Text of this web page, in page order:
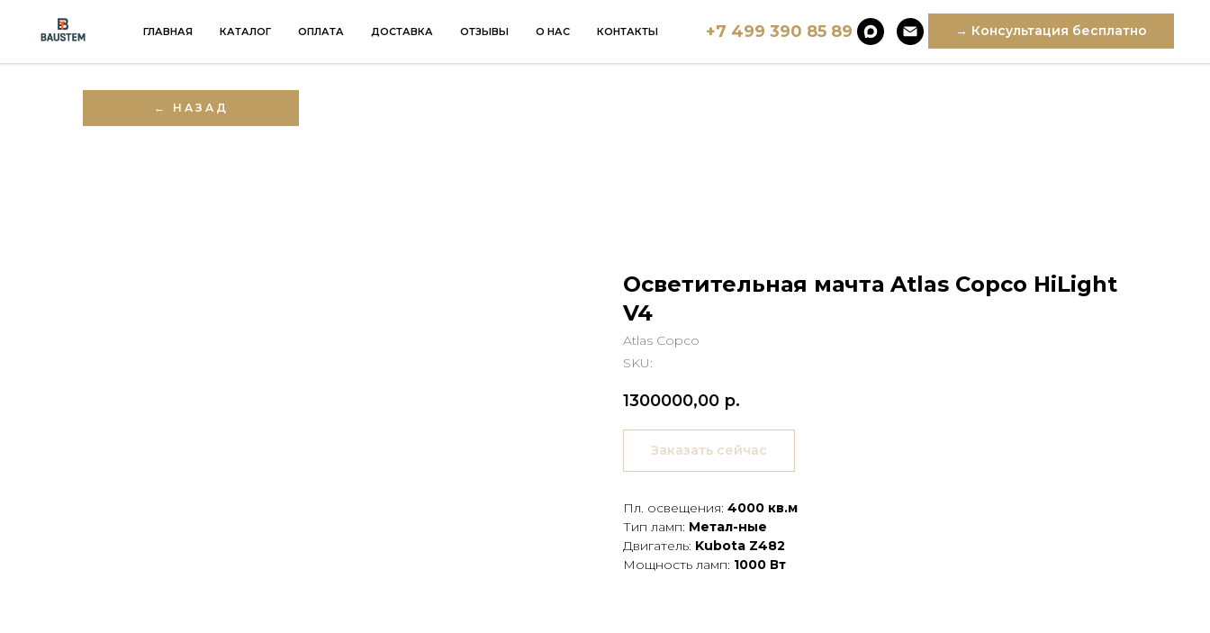
ГЛАВНАЯ КАТАЛОГ ОПЛАТА ДОСТАВКА ОТЗЫВЫ О НАС КОНТАКТЫ +7 499 390 85 89 → Консультация бесплатно
← НАЗАД
Осветительная мачта Atlas Copco HiLight
V4
Atlas Copco
SKU:
1300000,00 р.
Заказать сейчас
Пл. освещения: 4000 кв.м
Тип ламп: Метал-ные
Двигатель: Kubota Z482
Мощность ламп: 1000 Вт